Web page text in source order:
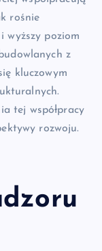
rośnie
i wyższy poziom
z
kluczowym
tej współpracy
rozwoju.